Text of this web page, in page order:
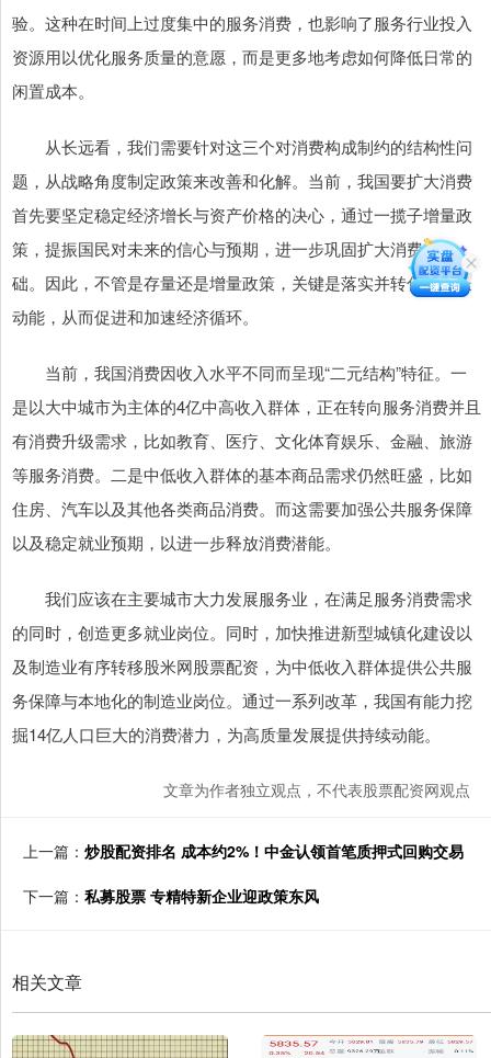
验。这种在时间上过度集中的服务消费，也影响了服务行业投入
资源用以优化服务质量的意愿，而是更多地考虑如何降低日常的
闲置成本。
从长远看，我们需要针对这三个对消费构成制约的结构性问
题，从战略角度制定政策来改善和化解。当前，我国要扩大消费
首先要坚定稳定经济增长与资产价格的决心，通过一揽子增量政
策，提振国民对未来的信心与预期，进一步巩固扩大消费的基
础。因此，不管是存量还是增量政策，关键是落实并转化为增长
动能，从而促进和加速经济循环。
当前，我国消费因收入水平不同而呈现“二元结构”特征。一
是以大中城市为主体的4亿中高收入群体，正在转向服务消费并且
有消费升级需求，比如教育、医疗、文化体育娱乐、金融、旅游
等服务消费。二是中低收入群体的基本商品需求仍然旺盛，比如
住房、汽车以及其他各类商品消费。而这需要加强公共服务保障
以及稳定就业预期，以进一步释放消费潜能。
我们应该在主要城市大力发展服务业，在满足服务消费需求
的同时，创造更多就业岗位。同时，加快推进新型城镇化建设以
及制造业有序转移股米网股票配资，为中低收入群体提供公共服
务保障与本地化的制造业岗位。通过一系列改革，我国有能力挖
掘14亿人口巨大的消费潜力，为高质量发展提供持续动能。
文章为作者独立观点，不代表股票配资网观点
上一篇： 炒股配资排名 成本约2%！中金认领首笔质押式回购交易
下一篇： 私募股票 专精特新企业迎政策东风
相关文章